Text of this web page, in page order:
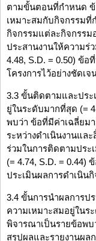
ตามขั้นตอนที่กำหนด ข้
เหมาะสมกับกิจกรรม
กิจกรรมแต่ละกิจกรรม
ประสานงานให้ความร่
4.48, S.D. = 0.50) ข้
โครงการไว้อย่างชัดเจ
3.3 ขั้นติดตามและประ
ยู่ในระดับมากที่สุด (=
พบว่า ข้อที่มีค่าเฉลี่ยม
ระหว่างดำเนินงานแล
ร่วมในการติดตามประ
(= 4.74, S.D. =
ประเมินผลการดำเนิน
3.4 ขั้นการนำผลการป
ความเหมาะสมอยู่ในร
พิจารณาเป็นรายข้อพ
สรุปผลและรายงานผล